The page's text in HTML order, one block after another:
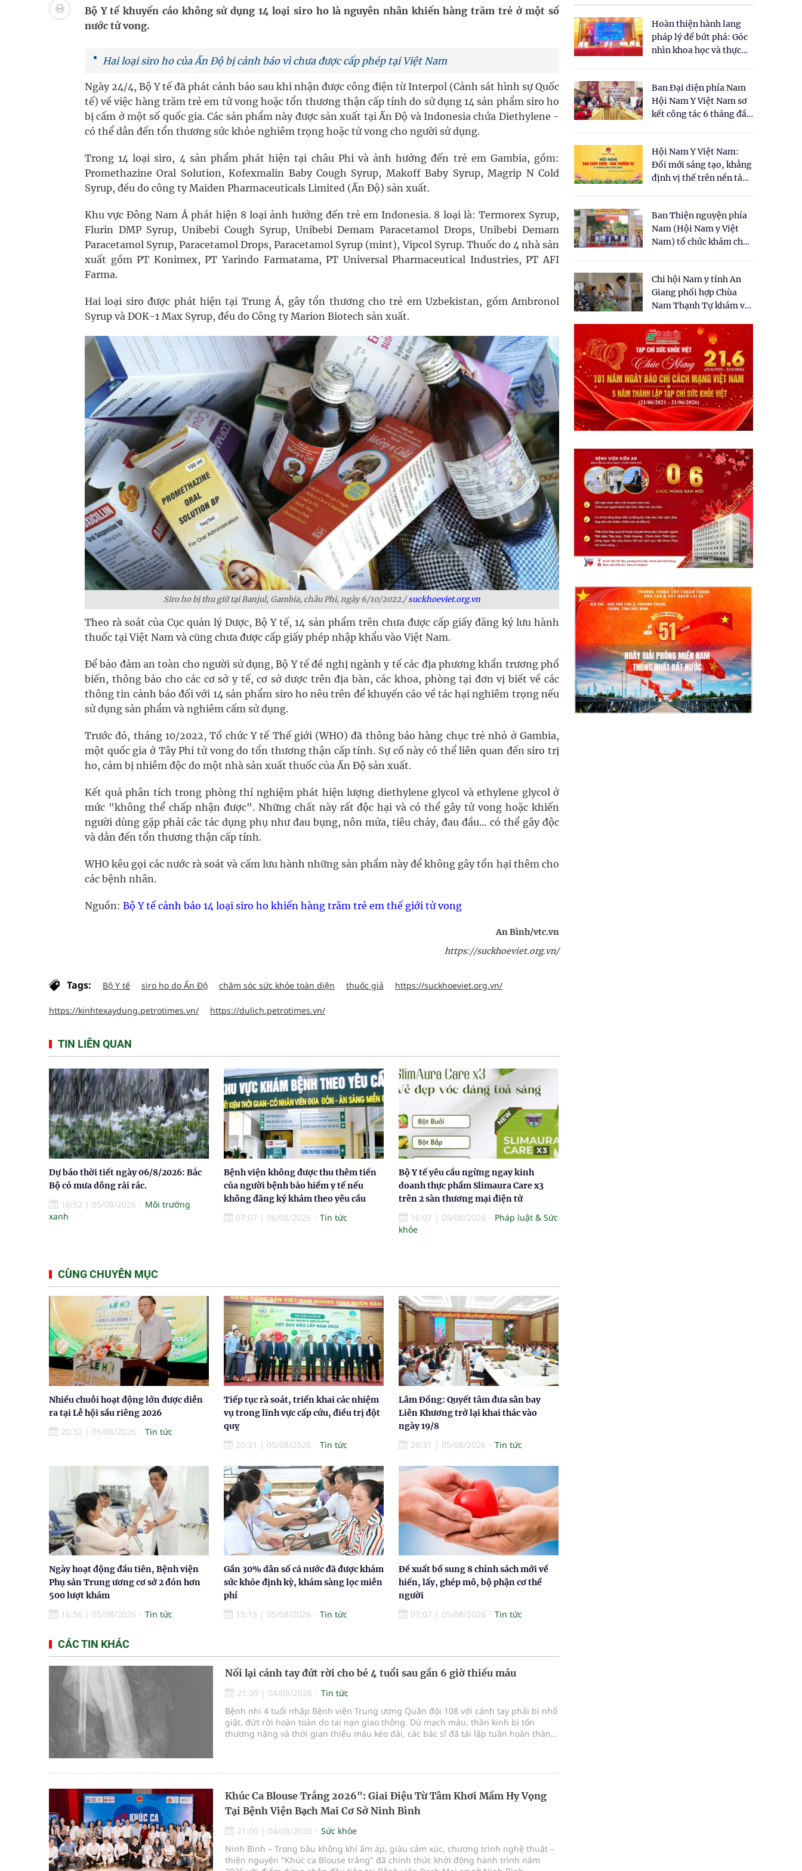
Pháp luật – Sức khỏe – Doanh nghiệp: Tìm giải pháp tăng cường chống hàng giả và gian lận thương
Ngày hoạt động đầu tiên, Bệnh viện Phụ sản Trung ương cơ sở 2 đón hơn 500 lượt khám
Dự báo thời tiết ngày 06/8/2026: Bắc Bộ có mưa dông rải rác.
Quảng Trị: Phát huy vai trò của chính quyền địa phương hai cấp trong quản lý hoạt động nha khoa,
Bộ Y tế khuyến cáo không sử dụng 14 loại siro ho là nguyên nhân khiến hàng trăm trẻ ở một số
nước tử vong.
Hai loại siro ho của Ấn Độ bị cảnh báo vì chưa được cấp phép tại Việt Nam
Ngày 24/4, Bộ Y tế đã phát cảnh báo sau khi nhận được công điện từ Interpol (Cảnh sát hình sự Quốc
tế) về việc hàng trăm trẻ em tử vong hoặc tổn thương thận cấp tính do sử dụng 14 sản phẩm siro ho
bị cấm ở một số quốc gia. Các sản phẩm này được sản xuất tại Ấn Độ và Indonesia chứa Diethylene -
có thể dẫn đến tổn thương sức khỏe nghiêm trọng hoặc tử vong cho người sử dụng.
Trong 14 loại siro, 4 sản phẩm phát hiện tại châu Phi và ảnh hưởng đến trẻ em Gambia, gồm:
Promethazine Oral Solution, Kofexmalin Baby Cough Syrup, Makoff Baby Syrup, Magrip N Cold
Syrup, đều do công ty Maiden Pharmaceuticals Limited (Ấn Độ) sản xuất.
Khu vực Đông Nam Á phát hiện 8 loại ảnh hưởng đến trẻ em Indonesia. 8 loại là: Termorex Syrup,
Flurin DMP Syrup, Unibebi Cough Syrup, Unibebi Demam Paracetamol Drops, Unibebi Demam
Paracetamol Syrup, Paracetamol Drops, Paracetamol Syrup (mint), Vipcol Syrup. Thuốc do 4 nhà sản
xuất gồm PT Konimex, PT Yarindo Farmatama, PT Universal Pharmaceutical Industries, PT AFI
Farma.
Hai loại siro được phát hiện tại Trung Á, gây tổn thương cho trẻ em Uzbekistan, gồm Ambronol
Syrup và DOK-1 Max Syrup, đều do Công ty Marion Biotech sản xuất.
Siro ho bị thu giữ tại Banjul, Gambia, châu Phi, ngày 6/10/2022./suckhoeviet.org.vn
Theo rà soát của Cục quản lý Dược, Bộ Y tế, 14 sản phẩm trên chưa được cấp giấy đăng ký lưu hành
thuốc tại Việt Nam và cũng chưa được cấp giấy phép nhập khẩu vào Việt Nam.
Để bảo đảm an toàn cho người sử dụng, Bộ Y tế đề nghị ngành y tế các địa phương khẩn trương phổ
biến, thông báo cho các cơ sở y tế, cơ sở dược trên địa bàn, các khoa, phòng tại đơn vị biết về các
thông tin cảnh báo đối với 14 sản phẩm siro ho nêu trên để khuyến cáo về tác hại nghiêm trọng nếu
sử dụng sản phẩm và nghiêm cấm sử dụng.
Trước đó, tháng 10/2022, Tổ chức Y tế Thế giới (WHO) đã thông báo hàng chục trẻ nhỏ ở Gambia,
một quốc gia ở Tây Phi tử vong do tổn thương thận cấp tính. Sự cố này có thể liên quan đến siro trị
ho, cảm bị nhiễm độc do một nhà sản xuất thuốc của Ấn Độ sản xuất.
Kết quả phân tích trong phòng thí nghiệm phát hiện lượng diethylene glycol và ethylene glycol ở
mức "không thể chấp nhận được". Những chất này rất độc hại và có thể gây tử vong hoặc khiến
người dùng gặp phải các tác dụng phụ như đau bụng, nôn mửa, tiêu chảy, đau đầu… có thể gây độc
và dẫn đến tổn thương thận cấp tính.
WHO kêu gọi các nước rà soát và cấm lưu hành những sản phẩm này để không gây tổn hại thêm cho
các bệnh nhân.
Nguồn: Bộ Y tế cảnh báo 14 loại siro ho khiến hàng trăm trẻ em thế giới tử vong
An Bình/vtc.vn
https://suckhoeviet.org.vn/
Tags: Bộ Y tế siro ho do Ấn Độ chăm sóc sức khỏe toàn diện thuốc giả https://suckhoeviet.org.vn/
https://kinhtexaydung.petrotimes.vn/ https://dulich.petrotimes.vn/
TIN LIÊN QUAN
Dự báo thời tiết ngày 06/8/2026: Bắc
Bộ có mưa dông rải rác.
16:52 | 05/08/2026
Môi trường
xanh
Bệnh viện không được thu thêm tiền
của người bệnh bảo hiểm y tế nếu
không đăng ký khám theo yêu cầu
07:07 | 06/08/2026 Tin tức
Bộ Y tế yêu cầu ngừng ngay kinh
doanh thực phẩm Slimaura Care x3
trên 2 sàn thương mại điện tử
16:07 | 05/08/2026
Pháp luật & Sức
khỏe
CÙNG CHUYÊN MỤC
Nhiều chuỗi hoạt động lớn được diễn
ra tại Lễ hội sầu riêng 2026
20:32 | 05/08/2026 Tin tức
Tiếp tục rà soát, triển khai các nhiệm
vụ trong lĩnh vực cấp cứu, điều trị đột
quỵ
20:31 | 05/08/2026 Tin tức
Lâm Đồng: Quyết tâm đưa sân bay
Liên Khương trở lại khai thác vào
ngày 19/8
20:31 | 05/08/2026 Tin tức
Ngày hoạt động đầu tiên, Bệnh viện
Phụ sản Trung ương cơ sở 2 đón hơn
500 lượt khám
16:56 | 05/08/2026 Tin tức
Gần 30% dân số cả nước đã được khám
sức khỏe định kỳ, khám sàng lọc miễn
phí
15:15 | 05/08/2026 Tin tức
Đề xuất bổ sung 8 chính sách mới về
hiến, lấy, ghép mô, bộ phận cơ thể
người
07:07 | 05/08/2026 Tin tức
CÁC TIN KHÁC
Nối lại cánh tay đứt rời cho bé 4 tuổi sau gần 6 giờ thiếu máu
21:09 | 04/08/2026
Tin tức
Bệnh nhi 4 tuổi nhập Bệnh viện Trung ương Quân đội 108 với cánh tay phải bị nhổ
giật, đứt rời hoàn toàn do tai nạn giao thông. Dù mạch máu, thần kinh bị tổn
thương nặng và thời gian thiếu máu kéo dài, các bác sĩ đã tái lập tuần hoàn thành
Khúc Ca Blouse Trắng 2026": Giai Điệu Từ Tâm Khơi Mầm Hy Vọng
Tại Bệnh Viện Bạch Mai Cơ Sở Ninh Bình
21:00 | 04/08/2026
Sức khỏe
Ninh Bình – Trong bầu không khí ấm áp, giàu cảm xúc, chương trình nghệ thuật –
thiện nguyện "Khúc ca Blouse trắng" đã chính thức khởi động hành trình năm
Hoàn thiện hành lang
pháp lý để bứt phá: Góc
nhìn khoa học và thực
cho Luật Y dược cổ
truyền Việt Nam"
Ban Đại diện phía Nam
Hội Nam Y Việt Nam sơ
kết công tác 6 tháng đầu
Hội Nam Y Việt Nam:
Đổi mới sáng tạo, khẳng
định vị thế trên nền tảng
Ban Thiện nguyện phía
Nam (Hội Nam y Việt
Nam) tổ chức khám chữa
dân tại xã Tân Tập
Chi hội Nam y tỉnh An
Giang phối hợp Chùa
Nam Thạnh Tự khám và
nhân dân